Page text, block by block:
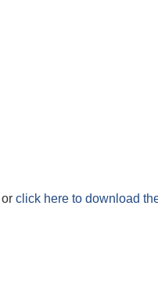
or click here to download